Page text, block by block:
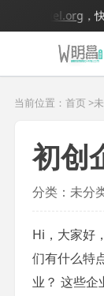
，快速
当前位置：首页 >
初创
分类：未分
Hi，大家好
们有什么特
业？ 这些企